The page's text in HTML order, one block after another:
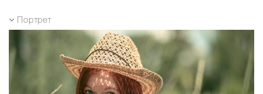
Портрет